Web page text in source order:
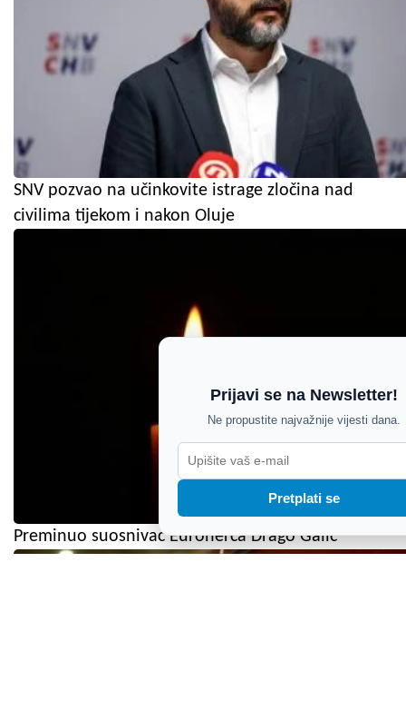
SNV pozvao na učinkovite istrage zločina nad
civilima tijekom i nakon Oluje
Preminuo suosnivač Euroherca Drago Galić
Prijavi se na Newsletter!
Ne propustite najvažnije vijesti dana.
Pretplati se